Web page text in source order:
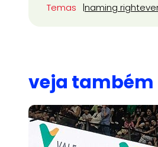
Temas naming right
veja também